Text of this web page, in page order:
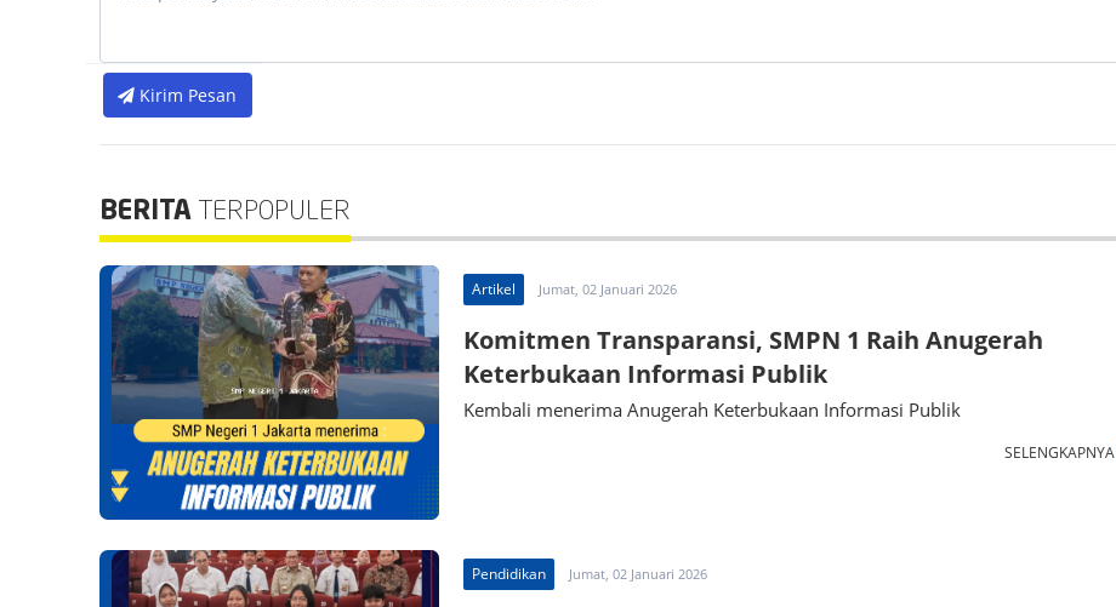
Kirim Pesan
BERITA TERPOPULER
Artikel Jumat, 02 Januari 2026
Komitmen Transparansi, SMPN 1 Raih Anugerah
Keterbukaan Informasi Publik
Kembali menerima Anugerah Keterbukaan Informasi Publik
SELENGKAPNYA
Pendidikan Jumat, 02 Januari 2026